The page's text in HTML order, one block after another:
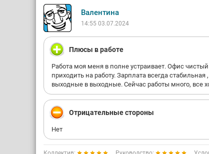
Валентина
14:55 03.07.2024
Плюсы в работе
Работа моя меня в полне устраивает. Офис
приходить на работу. Зарплата всегда
выходные в выходные. Сейчас работы много, все
Отрицательные стороны
Нет